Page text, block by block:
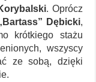
. Oprócz
Dębicki,
krótkiego stażu
wszyscy
ze sobą, dzięki